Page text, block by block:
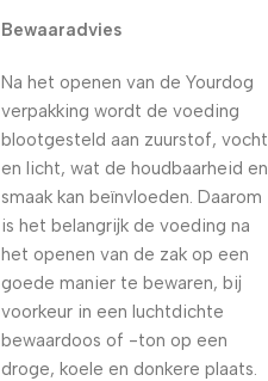
Bewaaradvies
Na het openen van de Yourdog
verpakking wordt de voeding
blootgesteld aan zuurstof, vocht
en licht, wat de houdbaarheid en
smaak kan beïnvloeden. Daarom
is het belangrijk de voeding na
het openen van de zak op een
goede manier te bewaren, bij
voorkeur in een luchtdichte
bewaardoos of -ton op een
droge, koele en donkere plaats.